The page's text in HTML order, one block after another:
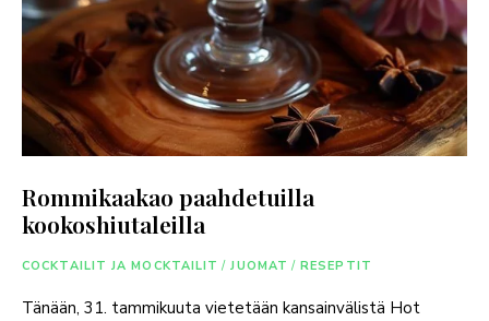
Rommikaakao paahdetuilla
kookoshiutaleilla
COCKTAILIT JA MOCKTAILIT / JUOMAT / RESEPTIT
Tänään, 31. tammikuuta vietetään kansainvälistä Hot